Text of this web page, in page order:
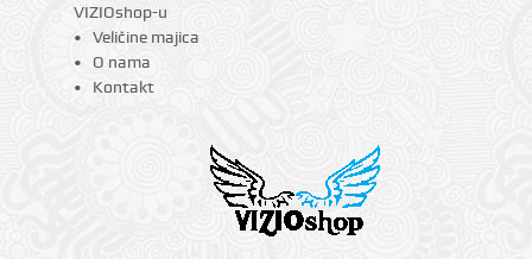
VIZIOshop-u
Veličine majica
O nama
Kontakt